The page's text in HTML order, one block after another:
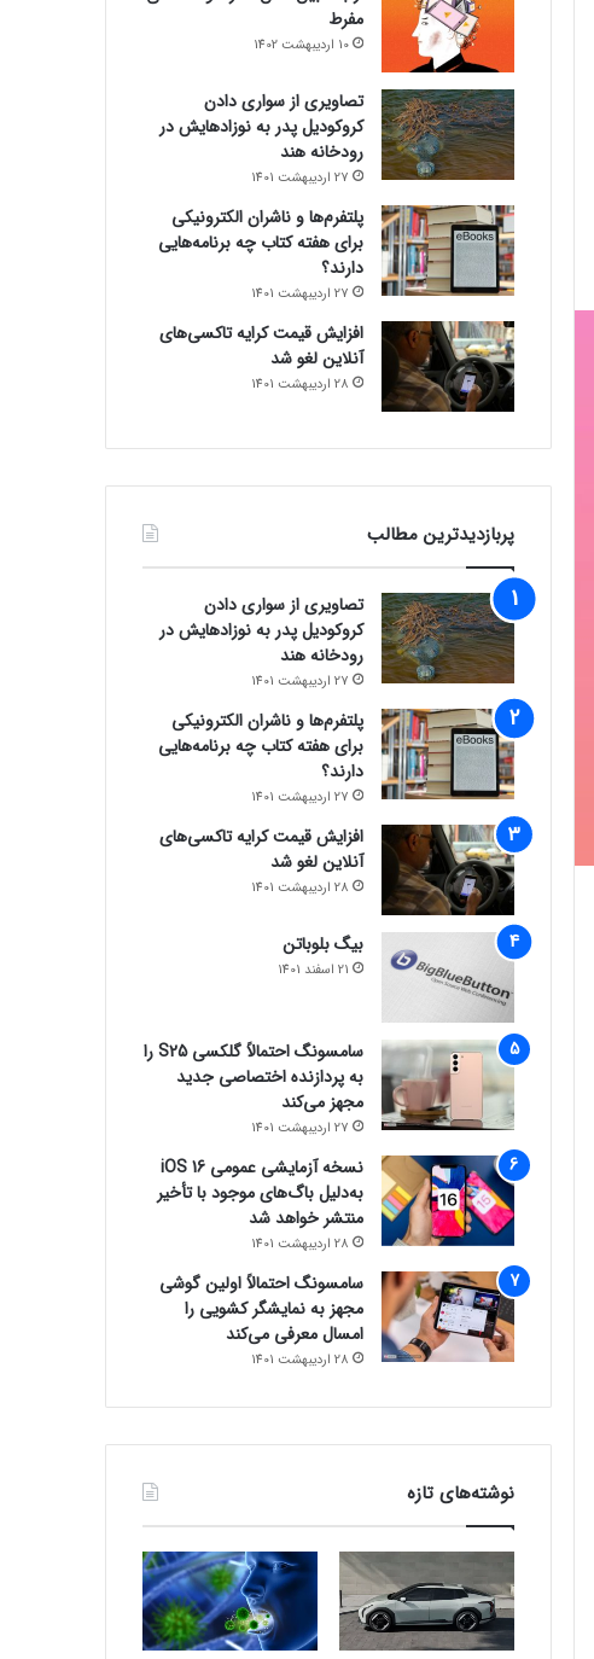
مفرط
10 اردیبهشت 1402
تصاویری از سواری دادن
کروکودیل پدر به نوزادهایش در
رودخانه هند
27 اردیبهشت 1401
پلتفرم‌ها و ناشران الکترونیکی
برای هفته کتاب چه برنامه‌هایی
دارند؟
27 اردیبهشت 1401
افزایش قیمت کرایه تاکسی‌های
آنلاین لغو شد
28 اردیبهشت 1401
پربازدیدترین مطالب
تصاویری از سواری دادن
کروکودیل پدر به نوزادهایش در
رودخانه هند
27 اردیبهشت 1401
پلتفرم‌ها و ناشران الکترونیکی
برای هفته کتاب چه برنامه‌هایی
دارند؟
27 اردیبهشت 1401
افزایش قیمت کرایه تاکسی‌های
آنلاین لغو شد
28 اردیبهشت 1401
بیگ بلوباتن
21 اسفند 1401
سامسونگ احتمالاً گلکسی S25 را
به پردازنده اختصاصی جدید
مجهز می‌کند
27 اردیبهشت 1401
نسخه آزمایشی عمومی iOS 16
به‌دلیل باگ‌های موجود با تأخیر
منتشر خواهد شد
28 اردیبهشت 1401
سامسونگ احتمالاً اولین گوشی
مجهز به نمایشگر کشویی را
امسال معرفی می‌کند
28 اردیبهشت 1401
نوشته‌های تازه